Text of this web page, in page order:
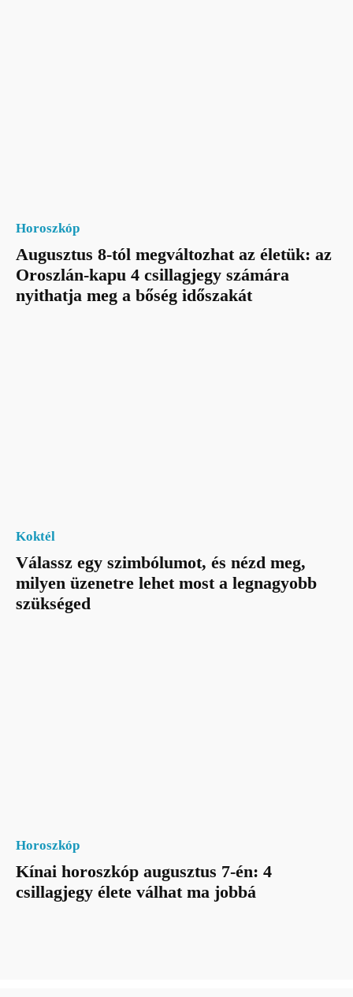
Horoszkóp
Augusztus 8-tól megváltozhat az életük: az
Oroszlán-kapu 4 csillagjegy számára
nyithatja meg a bőség időszakát
Koktél
Válassz egy szimbólumot, és nézd meg,
milyen üzenetre lehet most a legnagyobb
szükséged
Horoszkóp
Kínai horoszkóp augusztus 7-én: 4
csillagjegy élete válhat ma jobbá